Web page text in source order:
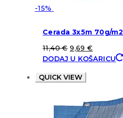
-15%
Cerada 3x5m 70g/m2
11,40€ 9,69€
DODAJ U KOŠARICU
QUICK VIEW